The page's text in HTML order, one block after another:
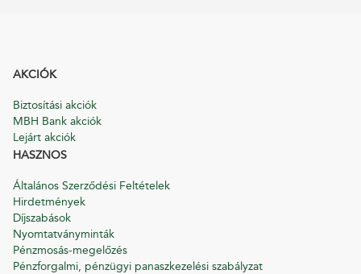
AKCIÓK
Biztosítási akciók
MBH Bank akciók
Lejárt akciók
HASZNOS
Általános Szerződési Feltételek
Hirdetmények
Díjszabások
Nyomtatványminták
Pénzmosás-megelőzés
Pénzforgalmi, pénzügyi panaszkezelési szabályzat